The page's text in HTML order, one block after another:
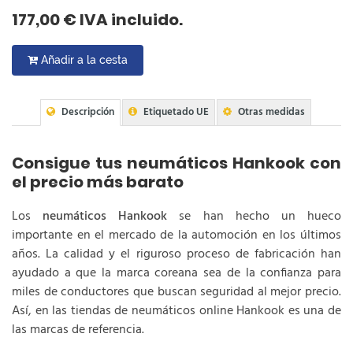
177,00 € IVA incluido.
Añadir a la cesta
Descripción Etiquetado UE Otras medidas
Consigue tus neumáticos Hankook con
el precio más barato
Los neumáticos Hankook se han hecho un hueco
importante en el mercado de la automoción en los últimos
años. La calidad y el riguroso proceso de fabricación han
ayudado a que la marca coreana sea de la confianza para
miles de conductores que buscan seguridad al mejor precio.
Así, en las tiendas de neumáticos online Hankook es una de
las marcas de referencia.